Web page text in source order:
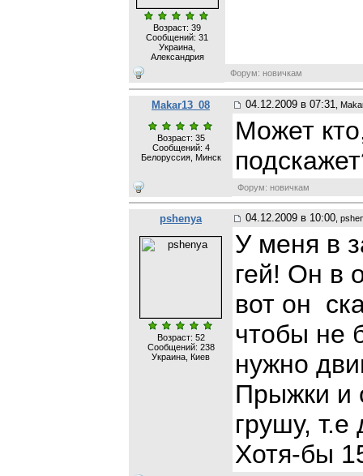
Возраст: 39
Сообщений: 31
Украина,
Александрия
Форум: новичкам
Makar13_08 04.12.2009 в 07:31 ,
Возраст: 35
Сообщений: 4
Белоруссия, Минск
Может
Форум: новичкам
pshenya 04.12.2009 в 10:00 ,
Возраст: 52
Сообщений: 238
Украина, Киев
У меня в
гей! Он в
вот он
чтобы не
нужно
Прыжки и
грушу,
Хотя-бы